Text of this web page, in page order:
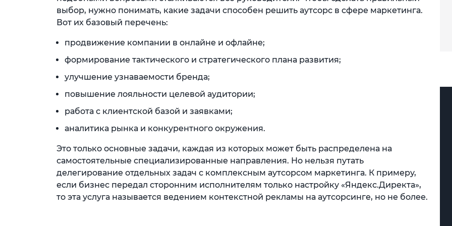
выбор, нужно понимать, какие задачи способен решить аутсорс в сфере маркетинга.
Вот их базовый перечень:
продвижение компании в онлайне и офлайне;
формирование тактического и стратегического плана развития;
улучшение узнаваемости бренда;
повышение лояльности целевой аудитории;
работа с клиентской базой и заявками;
аналитика рынка и конкурентного окружения.
Это только основные задачи, каждая из которых может быть распределена на
самостоятельные специализированные направления. Но нельзя путать
делегирование отдельных задач с комплексным аутсорсом маркетинга. К примеру,
если бизнес передал сторонним исполнителям только настройку «Яндекс.Директа»,
то эта услуга называется ведением контекстной рекламы на аутсорсинге, но не более.